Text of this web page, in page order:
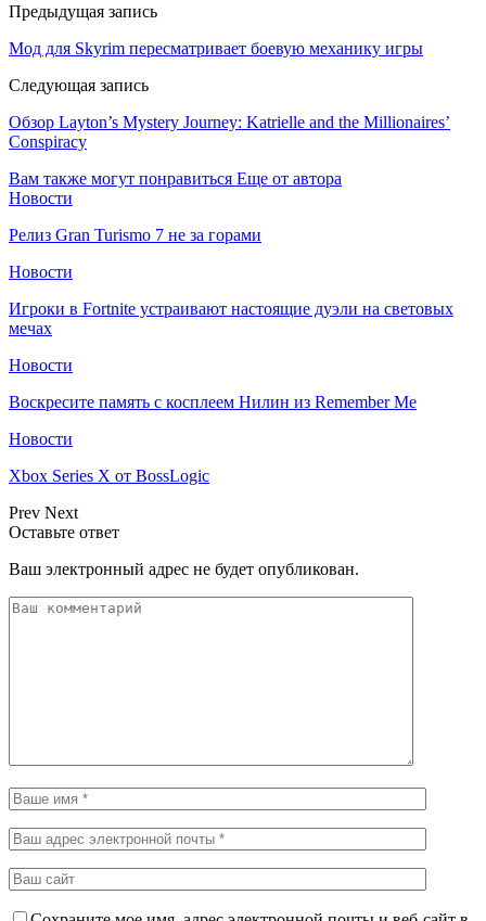
Предыдущая запись
Мод для Skyrim пересматривает боевую механику игры
Следующая запись
Обзор Layton’s Mystery Journey: Katrielle and the Millionaires’
Conspiracy
Вам также могут понравиться Еще от автора
Новости
Релиз Gran Turismo 7 не за горами
Новости
Игроки в Fortnite устраивают настоящие дуэли на световых
мечах
Новости
Воскресите память с косплеем Нилин из Remember Me
Новости
Xbox Series X от BossLogic
Prev Next
Оставьте ответ
Ваш электронный адрес не будет опубликован.